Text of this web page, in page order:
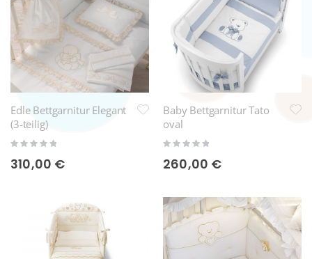
Edle Bettgarnitur Elegant
(3-teilig)
Rating:
310,00 €
Baby Bettgarnitur Tato
oval
Rating:
260,00 €